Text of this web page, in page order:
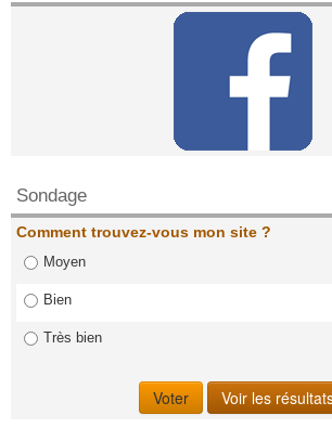
Sondage
Comment trouvez-vous mon site ?
Moyen
Bien
Très bien